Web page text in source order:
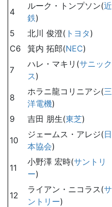
4
ルーク・トンプソン(近
鉄)
5 北川 俊澄( トヨタ)
C6
箕内 拓郎(NEC)
7
ハレ・マキリ(サニック
ス)
8
ホラニ龍コリニアシ(三
洋電機)
9
吉田 朋生(東芝)
10
ジェームス・アレジ(日
本協会)
11
小野澤 宏時(サントリ
ー)
12
ライアン・ニコラス(サ
ントリー)